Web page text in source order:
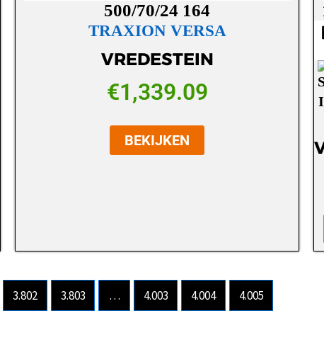
500/70/24 164
TRAXION VERSA
VREDESTEIN
€1,339.09
BEKIJKEN
3.802 3.803 … 4.003 4.004 4.005